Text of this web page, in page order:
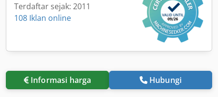
Terdaftar sejak: 2011
108 Iklan online
Informasi harga Hubungi